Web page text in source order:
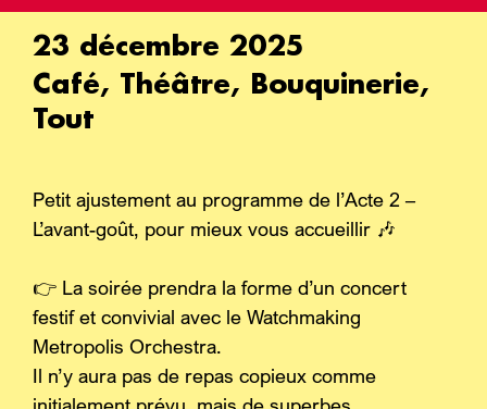
23 décembre 2025
Café, Théâtre, Bouquinerie,
Tout
Petit ajustement au programme de l’Acte 2 –
L’avant-goût, pour mieux vous accueillir 🎶
👉 La soirée prendra la forme d’un concert
festif et convivial avec le Watchmaking
Metropolis Orchestra.
Il n’y aura pas de repas copieux comme